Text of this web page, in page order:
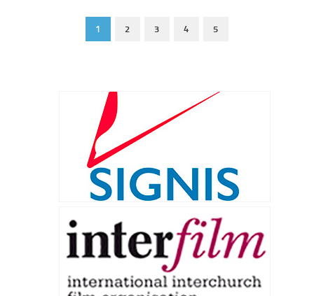
1 2 3 4 5